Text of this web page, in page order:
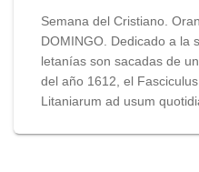
Semana del Cristiano.
DOMINGO. Dedicado a la
letanías son sacadas de
del año 1612, el
Litaniarum ad usum